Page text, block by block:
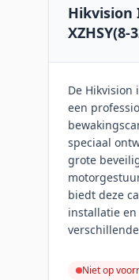
Hikvision
XZHSY(8-
De Hikvision
een
speciaal
grote
biedt deze
installatie
Niet op